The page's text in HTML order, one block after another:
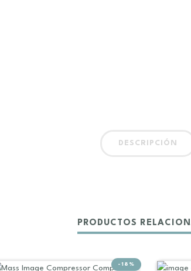
DESCRIPCIÓN
PRODUCTOS
-18%